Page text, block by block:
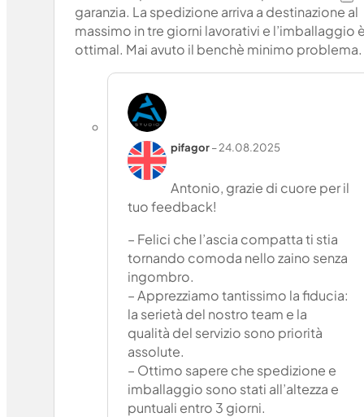
garanzia. La spedizione arriva a destinazione al
massimo in tre giorni lavorativi e l’imballaggio
ottimal. Mai avuto il benchè minimo problema.
pifagor–24.08.2025
Antonio, grazie di cuore per il
tuo feedback!
– Felici che l’ascia compatta ti stia
tornando comoda nello zaino senza
ingombro.
– Apprezziamo tantissimo la fiducia:
la serietà del nostro team e la
qualità del servizio sono priorità
assolute.
– Ottimo sapere che spedizione e
imballaggio sono stati all’altezza e
puntuali entro 3 giorni.